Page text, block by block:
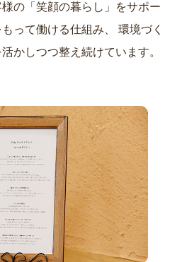
の「笑顔の暮らし」をサポー
って働ける仕組み、
かしつつ整え続けています。